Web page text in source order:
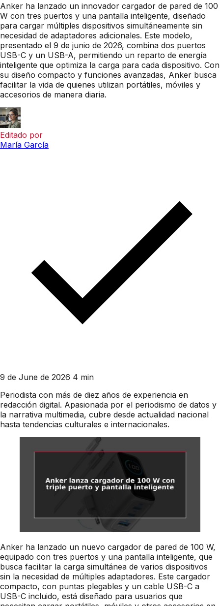
Anker ha lanzado un innovador cargador de pared de 100
W con tres puertos y una pantalla inteligente, diseñado
para cargar múltiples dispositivos simultáneamente sin
necesidad de adaptadores adicionales. Este modelo,
presentado el 9 de junio de 2026, combina dos puertos
USB-C y un USB-A, permitiendo un reparto de energía
inteligente que optimiza la carga para cada dispositivo. Con
su diseño compacto y funciones avanzadas, Anker busca
facilitar la vida de quienes utilizan portátiles, móviles y
accesorios de manera diaria.
Editado por
María García
9 de June de 2026 4 min
Periodista con más de diez años de experiencia en
redacción digital. Apasionada por el periodismo de datos y
la narrativa multimedia, cubre desde actualidad nacional
hasta tendencias culturales e internacionales.
Anker ha lanzado un nuevo cargador de pared de 100 W,
equipado con tres puertos y una pantalla inteligente, que
busca facilitar la carga simultánea de varios dispositivos
sin la necesidad de múltiples adaptadores. Este cargador
compacto, con puntas plegables y un cable USB-C a
USB-C incluido, está diseñado para usuarios que